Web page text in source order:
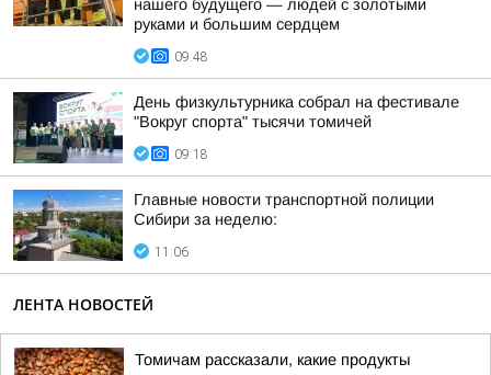
нашего будущего — людей с золотыми
руками и большим сердцем
09:48
День физкультурника собрал на фестивале
"Вокруг спорта" тысячи томичей
09:18
Главные новости транспортной полиции
Сибири за неделю:
11:06
ЛЕНТА НОВОСТЕЙ
Томичам рассказали, какие продукты